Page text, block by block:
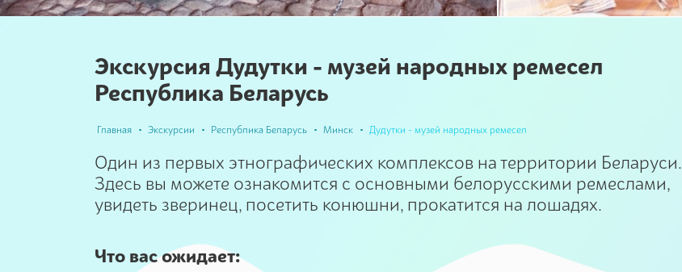
Экскурсия Дудутки - музей народных ремесел
Республика Беларусь
Главная Экскурсии Республика Беларусь Минск Дудутки - музей народных ремесел
Один из первых этнографических комплексов на территории Беларуси.
Здесь вы можете ознакомится с основными белорусскими ремеслами,
увидеть зверинец, посетить конюшни, прокатится на лошадях.
Что вас ожидает: